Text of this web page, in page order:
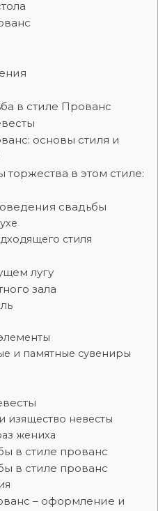
в стиле Прованс
основы стиля и
в этом стиле:
свадьбы
стиля
лугу
зала
и памятные сувениры
изящество невесты
жениха
в стиле прованс
в стиле прованс
– оформление и